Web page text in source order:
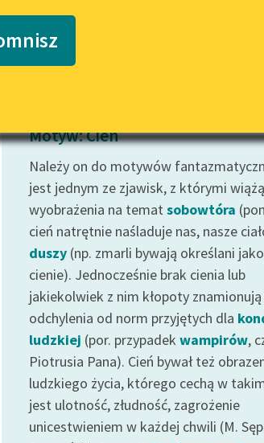
w formacie PDF
wrażliwych
Deklaracja
Motyw: Cień
Należy on do motywów
jest jednym ze zjawisk, z którymi
wyobrażenia na temat sobowtóra
cień natrętnie naśladuje nas, nasze
duszy (np. zmarli bywają określani jako
cienie). Jednocześnie brak cienia lub
jakiekolwiek z nim kłopoty
odchylenia od norm przyjętych dla
ludzkiej (por. przypadek wampirów,
Piotrusia Pana). Cień bywał też
ludzkiego życia, którego cechą w
jest ulotność, złudność, zagrożenie
unicestwieniem w każdej chwili (M.